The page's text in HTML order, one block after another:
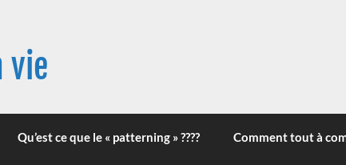
vie
positive du handicap, en France et à travers le monde,
sur la santé (mon histoire est dans le menu) ! Bonne
Qu’est ce que le « patterning » ???? Comment tout à